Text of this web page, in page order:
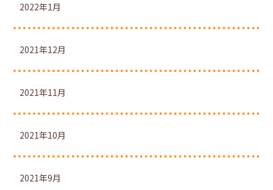
2022年1月
2021年12月
2021年11月
2021年10月
2021年9月